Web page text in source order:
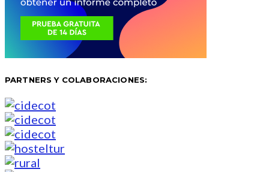
PARTNERS Y COLABORACIONES: